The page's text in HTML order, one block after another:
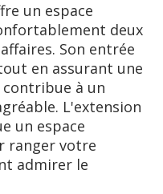
un espace
deux
Son entrée
en assurant une
à un
L'extension
un espace
ranger votre
admirer le